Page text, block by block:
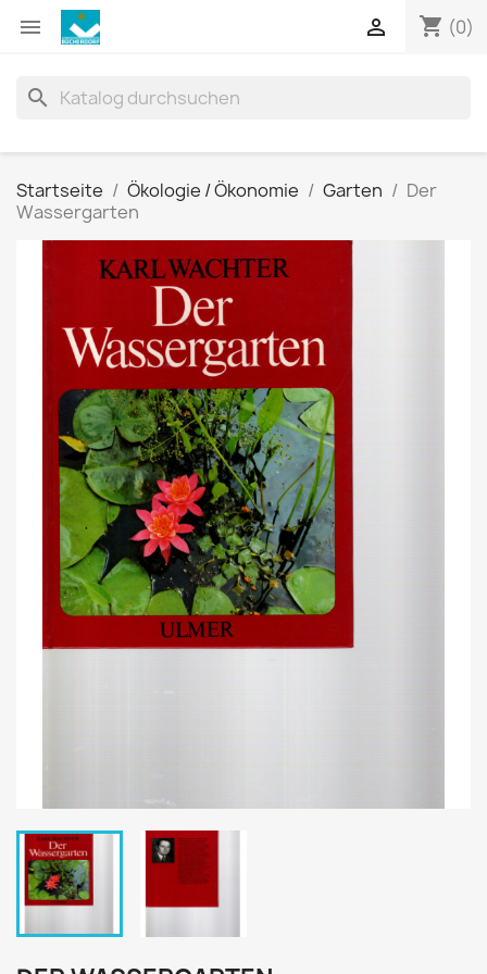
 shopping_cart (0)

search
Startseite Ökologie / Ökonomie Garten
Der
Wassergarten